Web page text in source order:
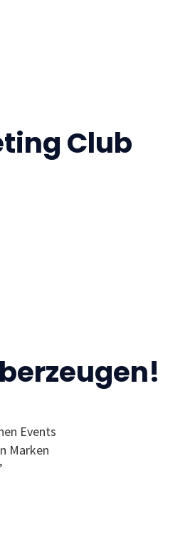
Club
Events
Marken